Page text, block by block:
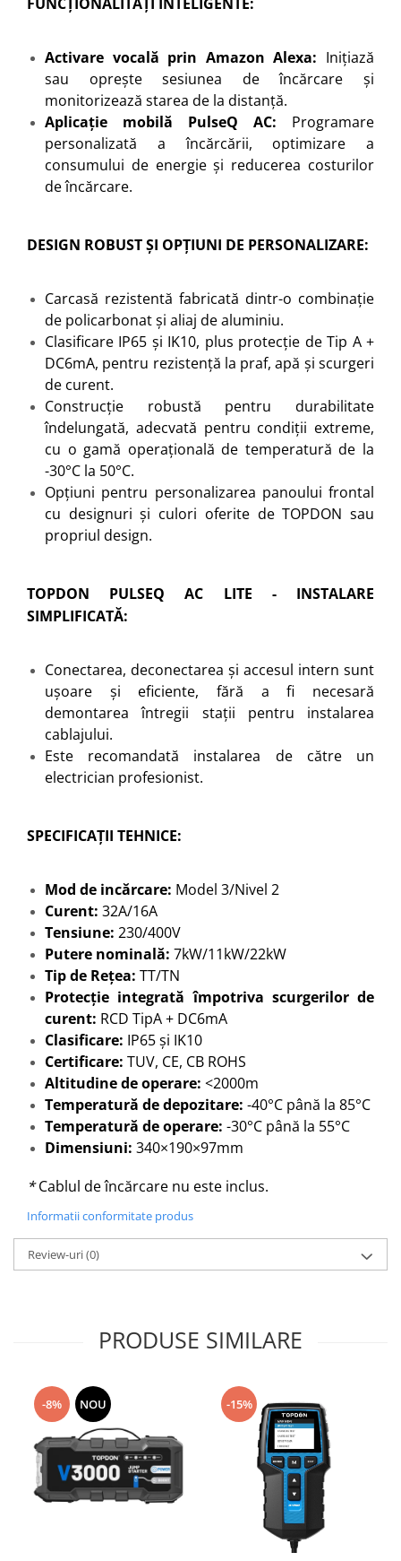
Activare vocală prin Amazon Alexa: Inițiază
sau oprește sesiunea de încărcare și
monitorizează starea de la distanță.
Aplicație mobilă PulseQ AC: Programare
personalizată a încărcării, optimizare a
consumului de energie și reducerea costurilor
de încărcare.
DESIGN ROBUST ȘI OPȚIUNI DE PERSONALIZARE:
Carcasă rezistentă fabricată dintr-o combinație
de policarbonat și aliaj de aluminiu.
Clasificare IP65 și IK10, plus protecție de Tip A +
DC6mA, pentru rezistență la praf, apă și scurgeri
de curent.
Construcție robustă pentru durabilitate
îndelungată, adecvată pentru condiții extreme,
cu o gamă operațională de temperatură de la
-30°C la 50°C.
Opțiuni pentru personalizarea panoului frontal
cu designuri și culori oferite de TOPDON sau
propriul design.
TOPDON PULSEQ AC LITE - INSTALARE
SIMPLIFICATĂ:
Conectarea, deconectarea și accesul intern sunt
ușoare și eficiente, fără a fi necesară
demontarea întregii stații pentru instalarea
cablajului.
Este recomandată instalarea de către un
electrician profesionist.
SPECIFICAȚII TEHNICE:
Mod de incărcare: Model 3/Nivel 2
Curent: 32A/16A
Tensiune: 230/400V
Putere nominală: 7kW/11kW/22kW
Tip de Rețea: TT/TN
Protecție integrată împotriva scurgerilor de
curent: RCD TipA + DC6mA
Clasificare: IP65 și IK10
Certificare: TUV, CE, CB ROHS
Altitudine de operare: <2000m
Temperatură de depozitare: -40°C până la 85°C
Temperatură de operare: -30°C până la 55°C
Dimensiuni: 340×190×97mm
*Cablul de încărcare nu este inclus.
Informatii conformitate produs
Review-uri(0)
PRODUSE SIMILARE
-8% NOU -15%